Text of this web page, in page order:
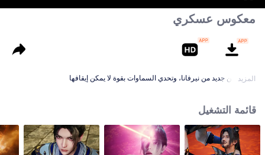
معكوس عسكري
الولادة من جديد من نيرفانا، وتحدي السماوات بقوة لا يمكن إيقافها
المزيد
قائمة التشغيل